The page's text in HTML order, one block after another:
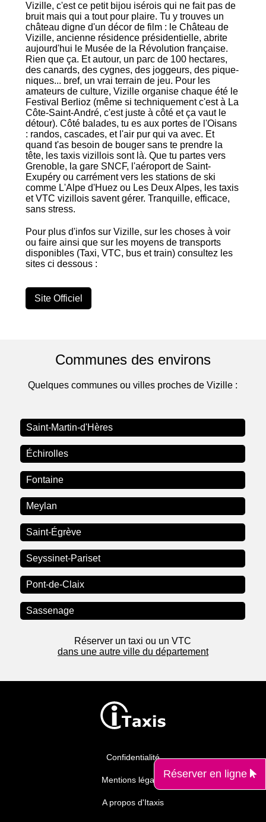
Vizille, c'est ce petit bijou isérois qui ne fait pas de
bruit mais qui a tout pour plaire. Tu y trouves un
château digne d'un décor de film : le Château de
Vizille, ancienne résidence présidentielle, abrite
aujourd'hui le Musée de la Révolution française.
Rien que ça. Et autour, un parc de 100 hectares,
des canards, des cygnes, des joggeurs, des pique-
niques... bref, un vrai terrain de jeu. Pour les
amateurs de culture, Vizille organise chaque été le
Festival Berlioz (même si techniquement c'est à La
Côte-Saint-André, c'est juste à côté et ça vaut le
détour). Côté balades, tu es aux portes de l'Oisans
: randos, cascades, et l'air pur qui va avec. Et
quand t'as besoin de bouger sans te prendre la
tête, les taxis vizillois sont là. Que tu partes vers
Grenoble, la gare SNCF, l'aéroport de Saint-
Exupéry ou carrément vers les stations de ski
comme L'Alpe d'Huez ou Les Deux Alpes, les taxis
et VTC vizillois savent gérer. Tranquille, efficace,
sans stress.
Pour plus d'infos sur Vizille, sur les choses à voir
ou faire ainsi que sur les moyens de transports
disponibles (Taxi, VTC, bus et train) consultez les
sites ci dessous :
Site Officiel
Communes des environs
Quelques communes ou villes proches de Vizille :
Saint-Martin-d'Hères
Échirolles
Fontaine
Meylan
Saint-Égrève
Seyssinet-Pariset
Pont-de-Claix
Sassenage
Réserver un taxi ou un VTC
dans une autre ville du département
Confidentialité
Mentions légales
A propos d'Itaxis
Réserver en ligne